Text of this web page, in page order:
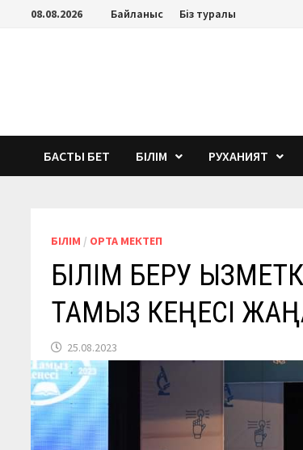
Перейти08.08.2026 Байланыс Біз туралы
БАСТЫ БЕТ БІЛІМ РУХАНИЯТ
БІЛІМ / ОРТА МЕКТЕП
БІЛІМ БЕРУ
ТАМЫЗ КЕҢЕСІ
25.08.2023